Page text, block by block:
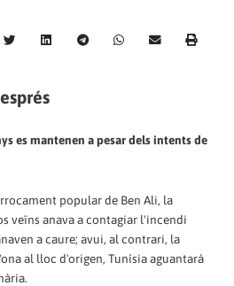
es mantenen a pesar dels intents de
popular de Ben Ali, la
veïns anava a contagiar l'incendi
a caure; avui, al contrari, la
al lloc d'origen, Tunísia aguantarà